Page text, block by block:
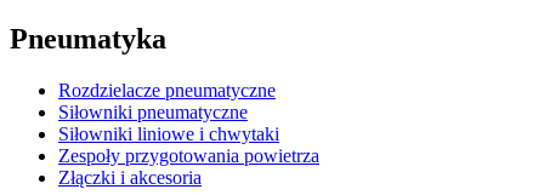
Pneumatyka
Rozdzielacze pneumatyczne
Siłowniki pneumatyczne
Siłowniki liniowe i chwytaki
Zespoły przygotowania powietrza
Złączki i akcesoria